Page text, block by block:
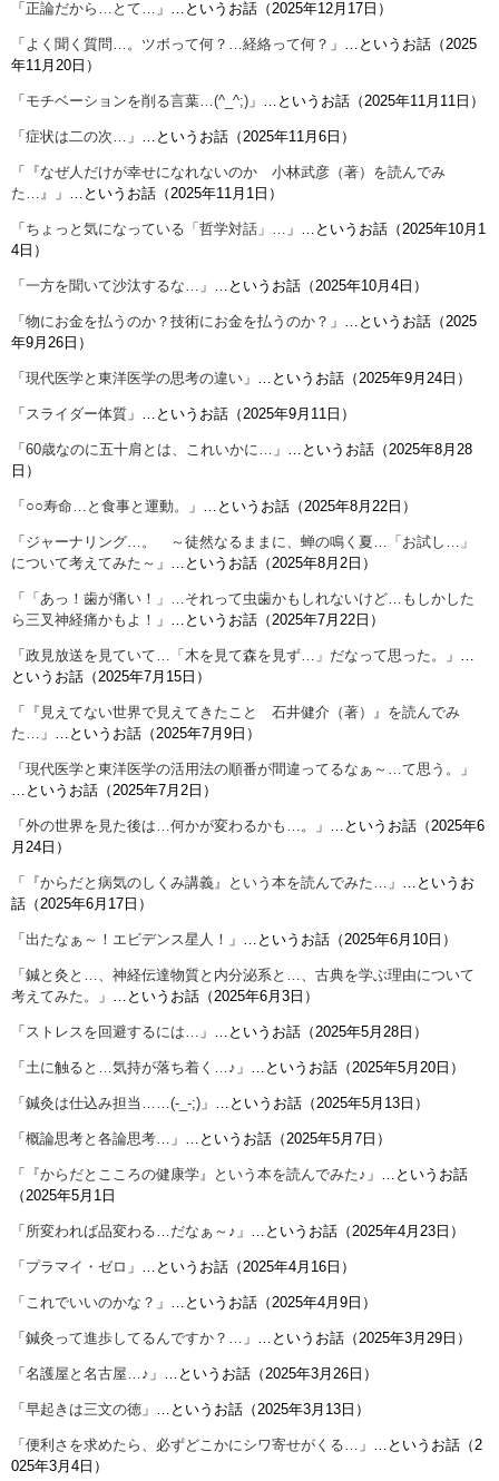
「 正論だから…とて… 」…というお話（2025年12月17日）
「 よく聞く質問…。ツボって何？…経絡って何？ 」…というお話（2025
年11月20日）
「 モチベーションを削る言葉…(^_^;) 」…というお話（2025年11月11日）
「 症状は二の次… 」…というお話（2025年11月6日）
「
『なぜ人だけが幸せになれないのか 小林武彦（著）を読んでみ
た…』
」…というお話（2025年11月1日）
「 ちょっと気になっている「哲学対話」… 」…というお話（2025年10月1
4日）
「 一方を聞いて沙汰するな… 」…というお話（2025年10月4日）
「 物にお金を払うのか？技術にお金を払うのか？ 」…というお話（2025
年9月26日）
「 現代医学と東洋医学の思考の違い 」…というお話（2025年9月24日）
「 スライダー体質 」…というお話（2025年9月11日）
「 60歳なのに五十肩とは、これいかに… 」…というお話（2025年8月28
日）
「 ○○寿命…と食事と運動。 」…というお話（2025年8月22日）
「 ジャーナリング…。 ～徒然なるままに、蝉の鳴く夏…「お試し…」
について考えてみた～ 」…というお話（2025年8月2日）
「
「あっ！歯が痛い！」…それって虫歯かもしれないけど…もしかした
ら三叉神経痛かもよ！ 」…というお話（2025年7月22日）
「 政見放送を見ていて…「木を見て森を見ず…」だなって思った。
」…
というお話（2025年7月15日）
「
『見えてない世界で見えてきたこと 石井健介（著）』を読んでみ
た… 」…というお話（2025年7月9日）
「 現代医学と東洋医学の活用法の順番が間違ってるなぁ～…て思う。
」
…というお話（2025年7月2日）
「 外の世界を見た後は…何かが変わるかも…。
」…というお話（2025年6
月24日）
「 『からだと病気のしくみ講義』という本を読んでみた… 」…というお
話（2025年6月17日）
「 出たなぁ～！エビデンス星人！ 」…というお話（2025年6月10日）
「 鍼と灸と…、神経伝達物質と内分泌系と…、古典を学ぶ理由について
考えてみた。
」…というお話（2025年6月3日）
「 ストレスを回避するには… 」…というお話（2025年5月28日）
「 土に触ると…気持が落ち着く…♪ 」…というお話（2025年5月20日）
「 鍼灸は仕込み担当……(-_-;) 」…というお話（2025年5月13日）
「 概論思考と各論思考… 」…というお話（2025年5月7日）
「 『からだとこころの健康学』という本を読んでみた♪ 」…というお話
（2025年5月1日
「 所変われば品変わる…だなぁ～♪ 」…というお話（2025年4月23日）
「 プラマイ・ゼロ 」…というお話（2025年4月16日）
「 これでいいのかな？ 」…というお話（2025年4月9日）
「 鍼灸って進歩してるんですか？… 」…というお話（2025年3月29日）
「 名護屋と名古屋…♪ 」…というお話（2025年3月26日）
「 早起きは三文の徳 」…というお話（2025年3月13日）
「 便利さを求めたら、必ずどこかにシワ寄せがくる… 」…というお話（2
025年3月4日）